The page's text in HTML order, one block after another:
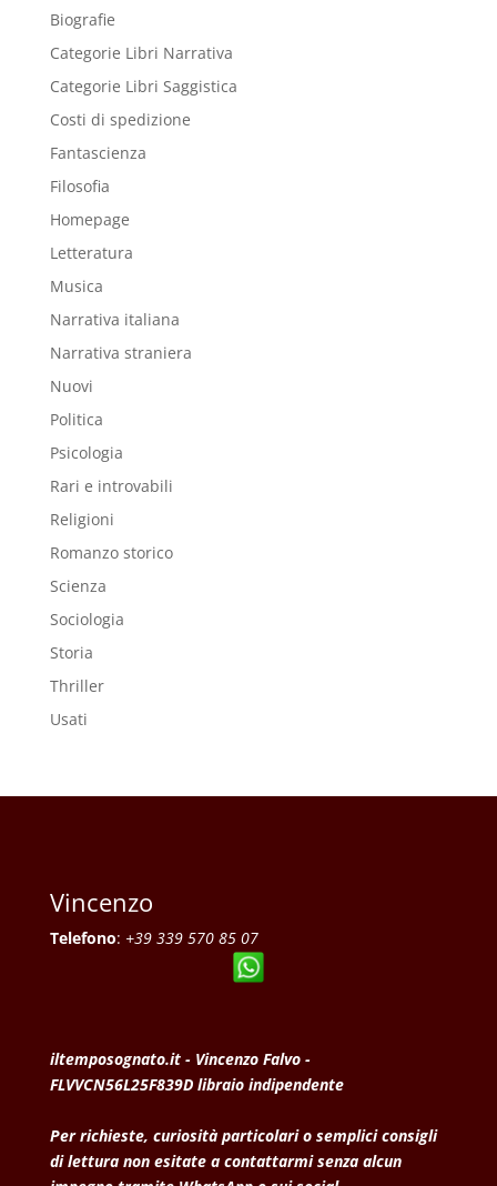
Biografie
Categorie Libri Narrativa
Categorie Libri Saggistica
Costi di spedizione
Fantascienza
Filosofia
Homepage
Letteratura
Musica
Narrativa italiana
Narrativa straniera
Nuovi
Politica
Psicologia
Rari e introvabili
Religioni
Romanzo storico
Scienza
Sociologia
Storia
Thriller
Usati
Vincenzo
Telefono: +39 339 570 85 07
iltemposognato.it - Vincenzo Falvo -
FLVVCN56L25F839D libraio indipendente
Per richieste, curiosità particolari o semplici consigli
di lettura non esitate a contattarmi senza alcun